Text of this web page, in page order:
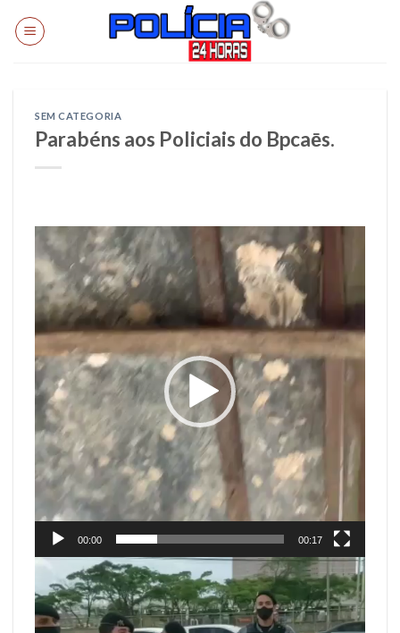
SEM CATEGORIA
Parabéns aos Policiais do Bpcaēs.
Tocador
de
vídeo
00:00 00:17
Tocador
de
vídeo